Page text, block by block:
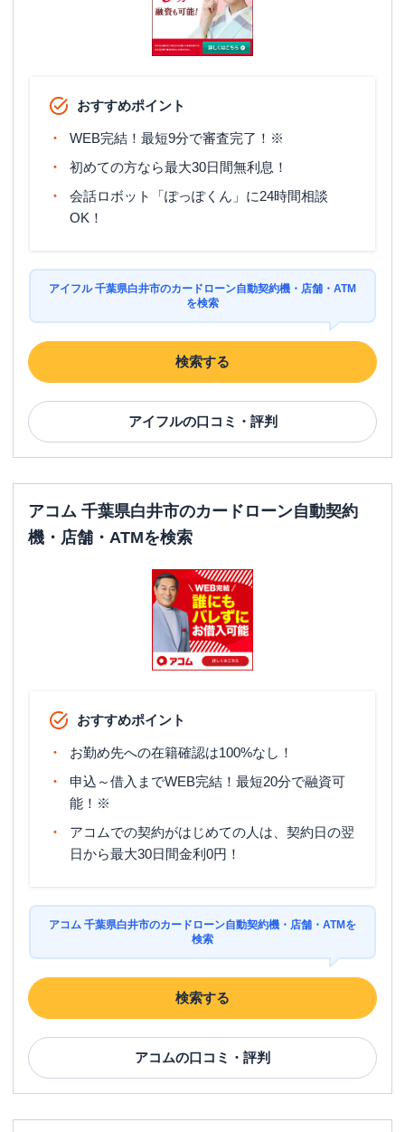
おすすめポイント
WEB完結！最短9分で審査完了！※
初めての方なら最大30日間無利息！
会話ロボット「ぽっぽくん」に24時間相談
OK！
アイフル 千葉県白井市のカードローン自動契約機・店舗・ATM
を検索
検索する
アイフルの口コミ・評判
アコム 千葉県白井市のカードローン自動契約
機・店舗・ATMを検索
おすすめポイント
お勤め先への在籍確認は100%なし！
申込～借入までWEB完結！最短20分で融資可
能！※
アコムでの契約がはじめての人は、契約日の翌
日から最大30日間金利0円！
アコム 千葉県白井市のカードローン自動契約機・店舗・ATMを
検索
検索する
アコムの口コミ・評判